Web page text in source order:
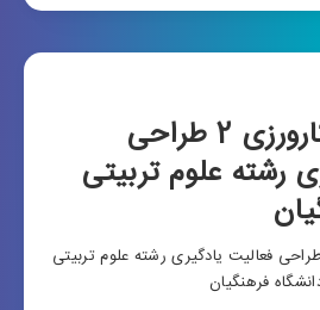
نمونه گزارش کارورزی 2 طراحی
رشته علوم تربیتی
گزارش کارورزی 2 طراحی فعالیت یادگیری رشته علوم تربیتی
فرهنگیان